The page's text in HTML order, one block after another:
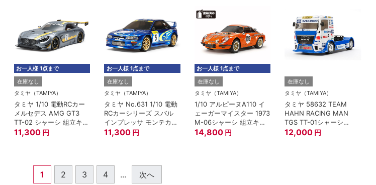
お一人様 1点まで
在庫なし
タミヤ（TAMIYA）
タミヤ 1/10 電動RCカー
メルセデス AMG GT3
TT-02 シャーシ 組立キッ
ト
11,300 円
お一人様 1点まで
在庫なし
タミヤ（TAMIYA）
タミヤ No.631 1/10 電動
RCカーシリーズ スバル
インプレッサ モンテカル
ロ '99 TT-02シャーシ 組
11,300 円
お一人様 1点まで
在庫なし
タミヤ（TAMIYA）
1/10 アルピーヌA110 イ
ェーガーマイスター 1973
M-06シャーシ 組立キッ
ト
14,800 円
在庫なし
タミヤ（TAMIYA）
タミヤ 58632 TEAM
HAHN RACING MAN
TGS TT-01シャーシ
TYPE-E 組立キット
12,000 円
1 2 3 4 ... 次へ